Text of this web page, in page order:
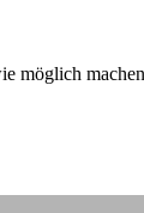
möglich